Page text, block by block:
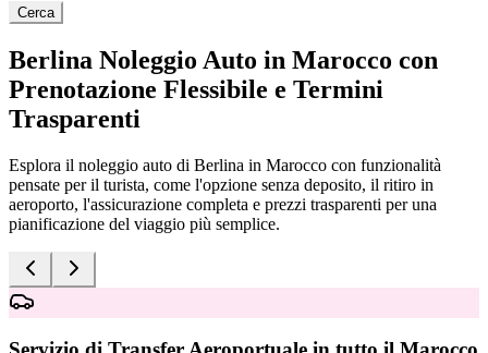
Cerca
Berlina Noleggio Auto in Marocco con
Prenotazione Flessibile e Termini
Trasparenti
Esplora il noleggio auto di Berlina in Marocco con funzionalità
pensate per il turista, come l'opzione senza deposito, il ritiro in
aeroporto, l'assicurazione completa e prezzi trasparenti per una
pianificazione del viaggio più semplice.